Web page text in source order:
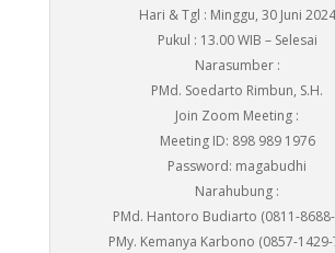
Hari & Tgl : Minggu, 30 Juni 2024
Pukul : 13.00 WIB – Selesai
Narasumber :
PMd. Soedarto Rimbun, S.H.
Join Zoom Meeting :
Meeting ID: 898 989 1976
Password: magabudhi
Narahubung :
PMd. Hantoro Budiarto (0811-
PMy. Kemanya Karbono (0857-